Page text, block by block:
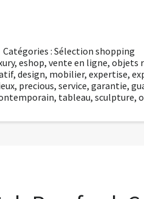
Catégories :Sélection shopping
, eshop, vente en ligne, objets
, design, mobilier, expertise,
, precious, service, garantie,
, tableau, sculpture,